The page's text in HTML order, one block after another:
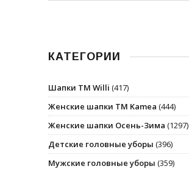
КАТЕГОРИИ
Шапки ТМ Willi (417)
Женские шапки ТМ Kamea (444)
Женские шапки Осень-Зима (1297)
Детские головные уборы (396)
Мужские головные уборы (359)